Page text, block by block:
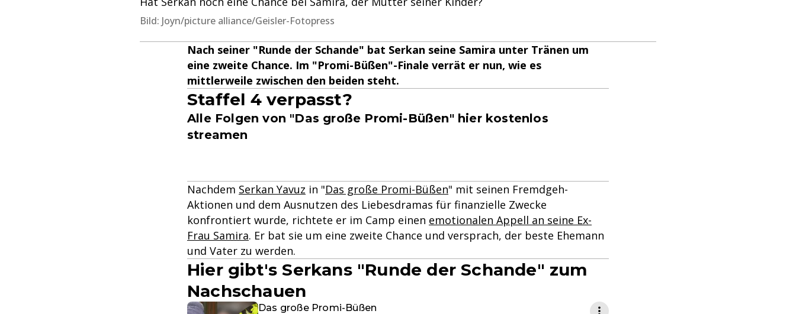
Bild: Joyn/picture alliance/Geisler-Fotopress
Nach seiner "Runde der Schande" bat Serkan seine Samira unter Tränen um
eine zweite Chance. Im "Promi-Büßen"-Finale verrät er nun, wie es
mittlerweile zwischen den beiden steht.
Staffel 4 verpasst?
Alle Folgen von "Das große Promi-Büßen" hier kostenlos
streamen
Nachdem Serkan Yavuz in "Das große Promi-Büßen" mit seinen Fremdgeh-
Aktionen und dem Ausnutzen des Liebesdramas für finanzielle Zwecke
konfrontiert wurde, richtete er im Camp einen emotionalen Appell an seine Ex-
Frau Samira. Er bat sie um eine zweite Chance und versprach, der beste Ehemann
und Vater zu werden.
Hier gibt's Serkans "Runde der Schande" zum
Nachschauen
Das große Promi-Büßen